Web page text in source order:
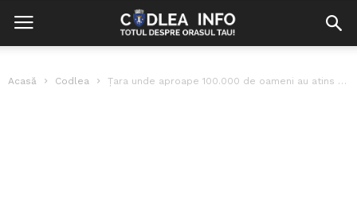
Acasă Codlea Ţara unde aproape 100.000 de oameni au atins vârsta de 100 de...